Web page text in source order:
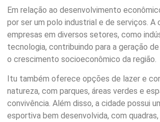
Em relação ao desenvolvimento
por ser um polo industrial e de serviços. A
empresas em diversos setores, como
tecnologia, contribuindo para a geração
o crescimento socioeconômico da região.
Itu também oferece opções de lazer e
natureza, com parques, áreas verdes e
convivência. Além disso, a cidade possui
esportiva bem desenvolvida, com